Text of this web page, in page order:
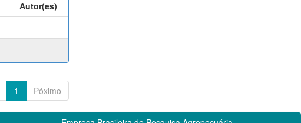
Autor(es)
-
1 Póximo